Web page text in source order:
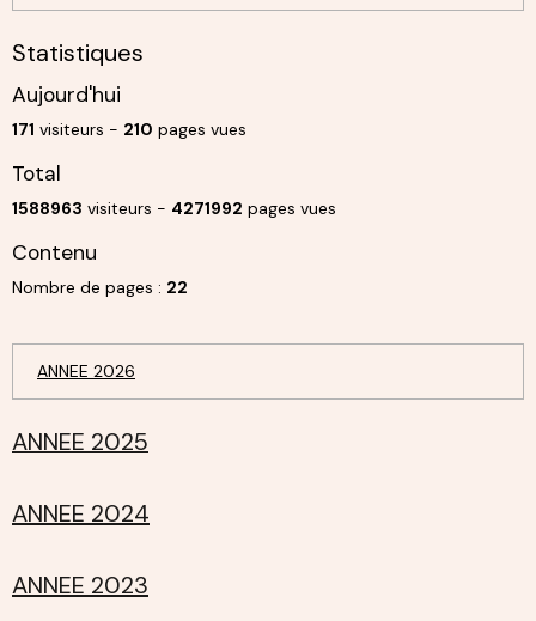
Statistiques
Aujourd'hui
171 visiteurs - 210 pages vues
Total
1588963 visiteurs - 4271992 pages vues
Contenu
Nombre de pages : 22
ANNEE 2026
ANNEE 2025
ANNEE 2024
ANNEE 2023